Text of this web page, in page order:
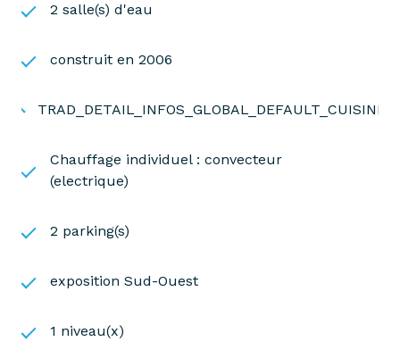
2 salle(s) d'eau
construit en 2006
Chauffage individuel : convecteur
(electrique)
2 parking(s)
exposition Sud-Ouest
1 niveau(x)